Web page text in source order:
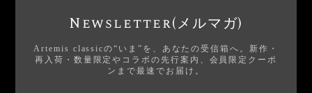
Newsletter(メルマガ)
Artemis classicの“いま”を、あなたの受信箱へ。新作・
再入荷・数量限定やコラボの先行案内、会員限定クーポ
ンまで最速でお届け。